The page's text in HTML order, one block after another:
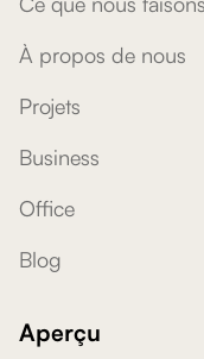
À propos de nous
Projets
Business
Office
Blog
Aperçu